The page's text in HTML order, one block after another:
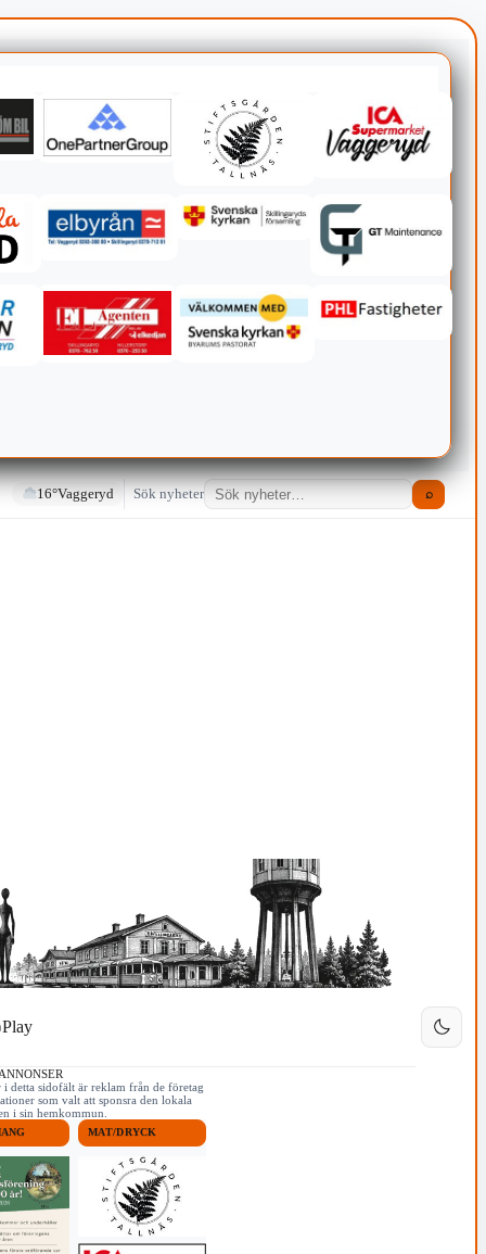
16°Vaggeryd Sök nyheter ⌕
Play
i detta sidofält är reklam från de företag
som valt att sponsra den lokala
i sin hemkommun.
MAT/DRYCK